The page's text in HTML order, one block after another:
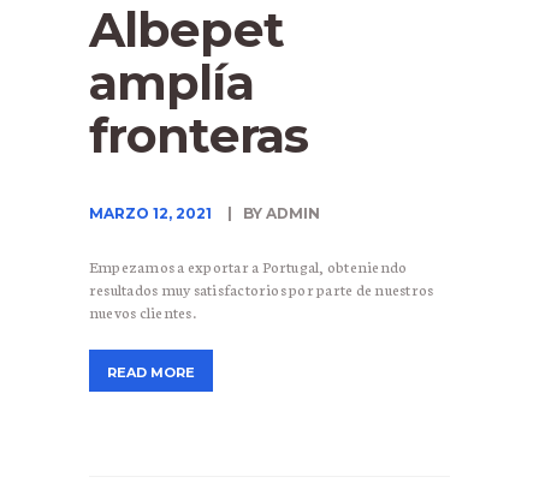
Albepet
amplía
fronteras
MARZO 12, 2021 BY ADMIN
Empezamos a exportar a Portugal, obteniendo
resultados muy satisfactorios por parte de nuestros
nuevos clientes.
READ MORE